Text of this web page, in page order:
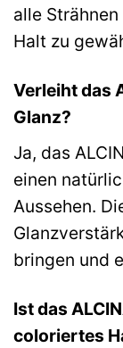
alle
Halt zu
Verleiht das
Glanz?
Ja, das
einen
Aussehen.
bringen und
Ist das
coloriertes